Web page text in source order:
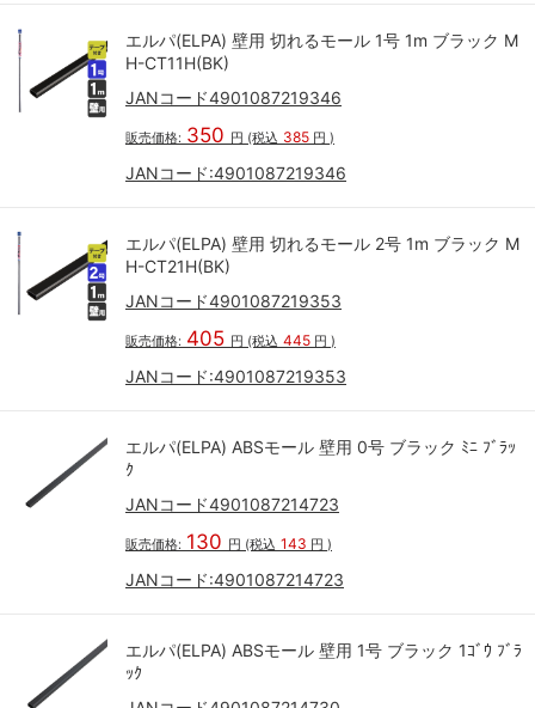
エルパ(ELPA) 壁用 切れるモール 1号 1m ブラック M
H-CT11H(BK)
JANコード4901087219346
販売価格: 350 円 (税込 385 円 )
JANコード:4901087219346
エルパ(ELPA) 壁用 切れるモール 2号 1m ブラック M
H-CT21H(BK)
JANコード4901087219353
販売価格: 405 円 (税込 445 円 )
JANコード:4901087219353
エルパ(ELPA) ABSモール 壁用 0号 ブラック ﾐﾆ ﾌﾞﾗｯ
ｸ
JANコード4901087214723
販売価格: 130 円 (税込 143 円 )
JANコード:4901087214723
エルパ(ELPA) ABSモール 壁用 1号 ブラック 1ｺﾞｳ ﾌﾞﾗ
ｯｸ